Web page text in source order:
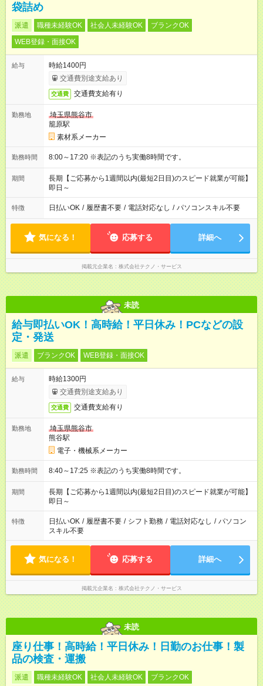
袋詰め
派遣 職種未経験OK 社会人未経験OK
ブランクOK
WEB登録・面接OK
給与
時給1400円
交通費別途支給あり
交通費 交通費支給有り
勤務地
埼玉県熊谷市
籠原駅
素材系メーカー
勤務時間 8:00～17:20 ※表記のうち実働8時間です。
期間
長期【ご応募から1週間以内(最短2日目)のスピード就業が可能】
即日～
特徴 日払いOK / 履歴書不要 / 電話対応なし / パソコンスキル不要
気になる！ 応募する 詳細へ
掲載元企業名 株式会社テクノ・サービス
未読
給与即払いOK！高時給！平日休み！PCなどの設
定・発送
派遣 ブランクOK WEB登録・面接OK
給与
時給1300円
交通費別途支給あり
交通費 交通費支給有り
勤務地
埼玉県熊谷市
熊谷駅
電子・機械系メーカー
勤務時間 8:40～17:25 ※表記のうち実働8時間です。
期間
長期【ご応募から1週間以内(最短2日目)のスピード就業が可能】
即日～
特徴 日払いOK / 履歴書不要 / シフト勤務 / 電話対応なし / パソコン
スキル不要
気になる！ 応募する 詳細へ
掲載元企業名 株式会社テクノ・サービス
未読
座り仕事！高時給！平日休み！日勤のお仕事！製
品の検査・運搬
派遣 職種未経験OK 社会人未経験OK
ブランクOK